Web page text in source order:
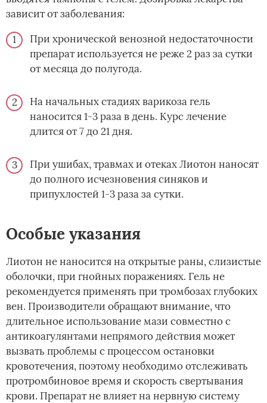
зависит от заболевания:
При хронической венозной недостаточности
препарат используется не реже 2 раз за сутки
от месяца до полугода.
На начальных стадиях варикоза гель
наносится 1-3 раза в день. Курс лечение
длится от 7 до 21 дня.
При ушибах, травмах и отеках Лиотон наносят
до полного исчезновения синяков и
припухлостей 1-3 раза за сутки.
Особые указания
Лиотон не наносится на открытые раны, слизистые
оболочки, при гнойных поражениях. Гель не
рекомендуется применять при тромбозах глубоких
вен. Производители обращают внимание, что
длительное использование мази совместно с
антикоагулянтами непрямого действия может
вызвать проблемы с процессом остановки
кровотечения, поэтому необходимо отслеживать
протромбиновое время и скорость свертывания
крови. Препарат не влияет на нервную систему